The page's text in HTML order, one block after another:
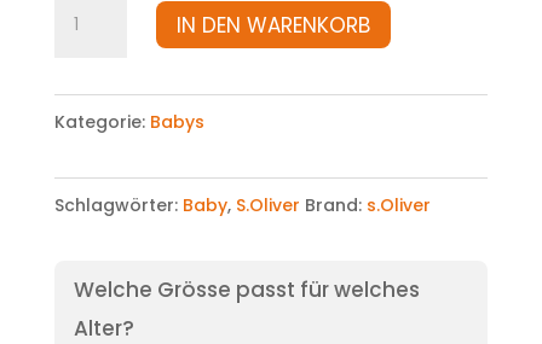
Hose
IN DEN WARENKORB
Kategorie: Babys
Schlagwörter: Baby, S.Oliver Brand: s.Oliver
Welche Grösse passt für welches
Alter?